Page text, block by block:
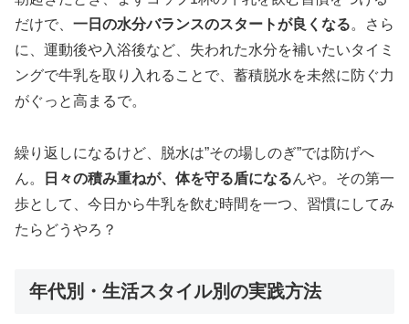
だけで、 一日の水分バランスのスタートが良くなる。さら
に、運動後や入浴後など、失われた水分を補いたいタイミ
ングで牛乳を取り入れることで、蓄積脱水を未然に防ぐ力
がぐっと高まるで。
繰り返しになるけど、脱水は”その場しのぎ”では防げへ
ん。
日々の積み重ねが、体を守る盾になるんや。その第一
歩として、今日から牛乳を飲む時間を一つ、習慣にしてみ
たらどうやろ？
年代別・生活スタイル別の実践方法